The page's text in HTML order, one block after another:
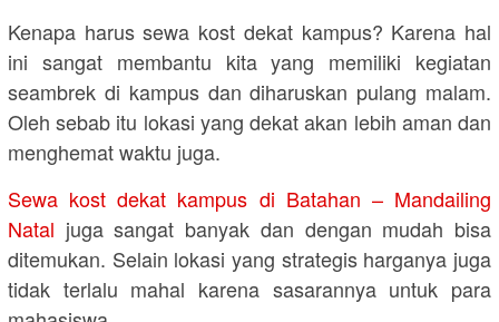
Kenapa harus sewa kost dekat kampus? Karena hal
ini sangat membantu kita yang memiliki kegiatan
seambrek di kampus dan diharuskan pulang malam.
Oleh sebab itu lokasi yang dekat akan lebih aman dan
menghemat waktu juga.
Sewa kost dekat kampus di Batahan – Mandailing
Natal juga sangat banyak dan dengan mudah bisa
ditemukan. Selain lokasi yang strategis harganya juga
tidak terlalu mahal karena sasarannya untuk para